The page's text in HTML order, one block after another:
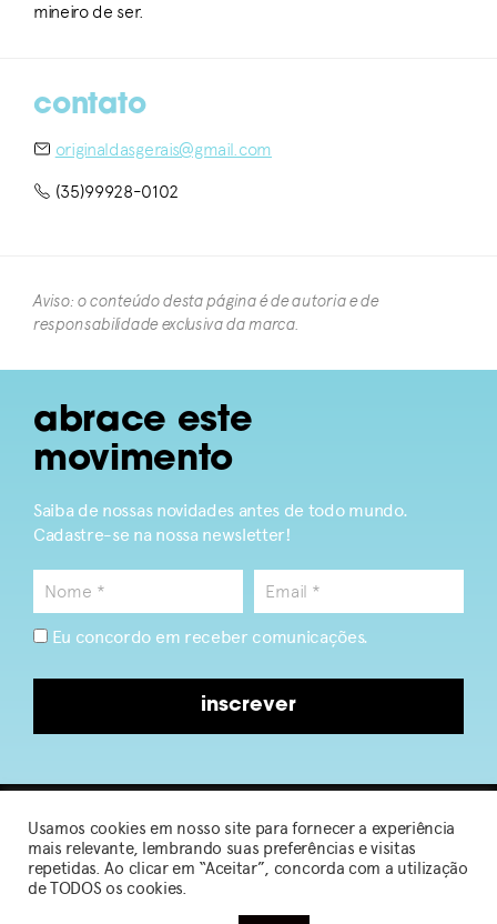
mineiro de ser.
contato
originaldasgerais@gmail.com
(35)99928-0102
Aviso: o conteúdo desta página é de autoria e de
responsabilidade exclusiva da marca.​
abrace este
movimento
Saiba de nossas novidades antes de todo mundo.
Cadastre-se na nossa newsletter!
Eu concordo em receber comunicações.
inscrever
2026 © Sou de Algodão
Política de Privacidade|
Usamos cookies em nosso site para fornecer a experiência
mais relevante, lembrando suas preferências e visitas
repetidas. Ao clicar em “Aceitar”, concorda com a utilização
de TODOS os cookies.